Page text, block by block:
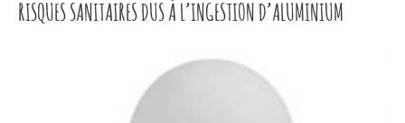
RISQUES SANITAIRES DUS À L’INGESTION D’ALUMINIUM